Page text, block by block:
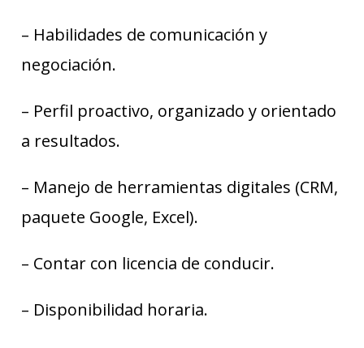
– Habilidades de comunicación y
negociación.
– Perfil proactivo, organizado y orientado
a resultados.
– Manejo de herramientas digitales (CRM,
paquete Google, Excel).
– Contar con licencia de conducir.
– Disponibilidad horaria.